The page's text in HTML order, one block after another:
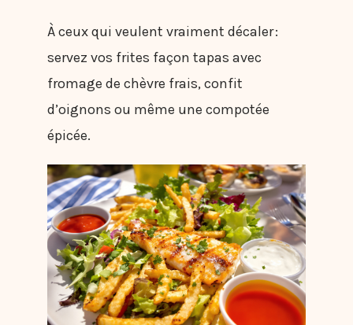
À ceux qui veulent vraiment décaler :
servez vos frites façon tapas avec
fromage de chèvre frais, confit
d’oignons ou même une compotée
épicée.